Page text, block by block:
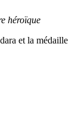
héroïque
et la médaille